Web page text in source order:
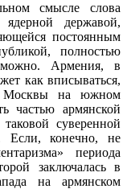
смысле слова
ядерной державой,
постоянным
полностью
Армения, в
как вписываться,
Москвы на южном
частью армянской
суверенной
Если, конечно, не
периода
заключалась в
на армянском